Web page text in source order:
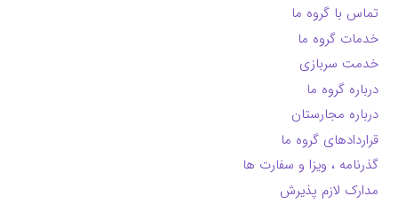
تماس با گروه ما
خدمات گروه ما
خدمت سربازی
درباره گروه ما
درباره مجارستان
قراردادهای گروه ما
گذرنامه ، ویزا و سفارت ها
مدارک لازم پذیرش